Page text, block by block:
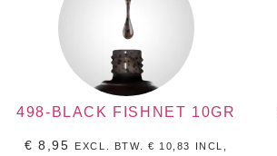
498-BLACK FISHNET 10GR
€ 8,95 EXCL. BTW. € 10,83
INCL,